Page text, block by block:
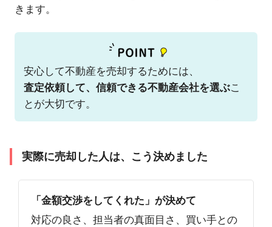
きます。
安心して不動産を売却するためには、
査定依頼して、信頼できる不動産会社を選ぶこ
とが大切です。
実際に売却した人は、こう決めました
「金額交渉をしてくれた」が決めて
対応の良さ、担当者の真面目さ、買い手との